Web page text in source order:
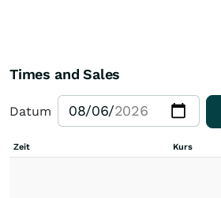
Times and Sales
Datum
Zeit Kurs